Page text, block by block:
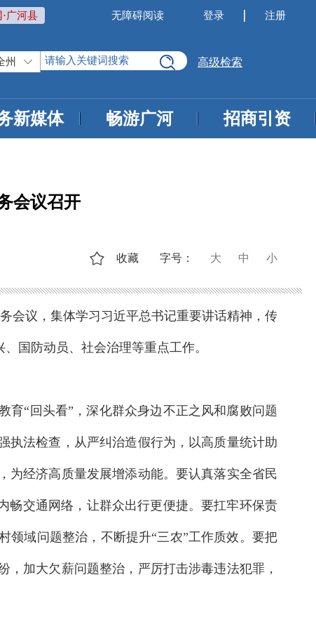
登录 注册
无障碍阅读
广河县
州 高级检索
新媒体 畅游广河 招商引资
会议召开
字号： 大 中 小
收藏
会议，集体学习习近平总书记重要讲话精神，传
国防动员、社会治理等重点工作。
育“回头看”，深化群众身边不正之风和腐败问题
执法检查，从严纠治造假行为，以高质量统计助
为经济高质量发展增添动能。要认真落实全省民
畅交通网络，让群众出行更便捷。要扛牢环保责
领域问题整治，不断提升“三农”工作质效。要把
加大欠薪问题整治，严厉打击涉毒违法犯罪，